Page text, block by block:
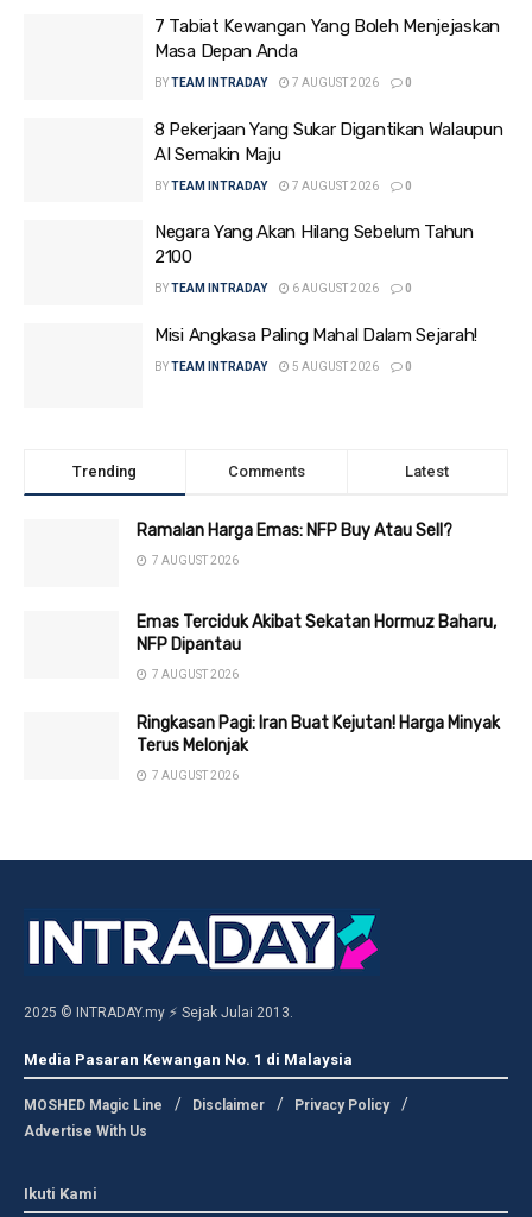
7 Tabiat Kewangan Yang Boleh Menjejaskan
Masa Depan Anda
BYTEAM INTRADAY 7 AUGUST 2026 0
8 Pekerjaan Yang Sukar Digantikan Walaupun
AI Semakin Maju
BYTEAM INTRADAY 7 AUGUST 2026 0
Negara Yang Akan Hilang Sebelum Tahun
2100
BYTEAM INTRADAY 6 AUGUST 2026 0
Misi Angkasa Paling Mahal Dalam Sejarah!
BYTEAM INTRADAY 5 AUGUST 2026 0
Trending Comments Latest
Ramalan Harga Emas: NFP Buy Atau Sell?
7 AUGUST 2026
Emas Terciduk Akibat Sekatan Hormuz Baharu,
NFP Dipantau
7 AUGUST 2026
Ringkasan Pagi: Iran Buat Kejutan! Harga Minyak
Terus Melonjak
7 AUGUST 2026
2025 © INTRADAY.my ⚡ Sejak Julai 2013.
Media Pasaran Kewangan No. 1 di Malaysia
MOSHED Magic Line Disclaimer
Privacy Policy
Advertise With Us
Ikuti Kami